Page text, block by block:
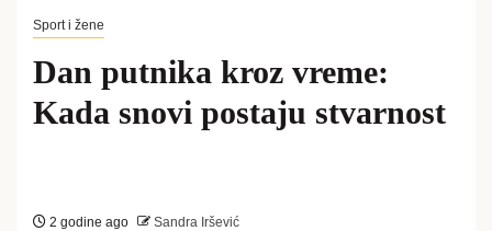
Sport i žene
Dan putnika kroz vreme:
Kada snovi postaju stvarnost
2 godine ago Sandra Iršević